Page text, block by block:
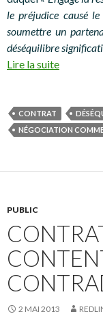
le préjudice causé
soumettre un
déséquilibre
Lire la suite
CONTRAT
NÉGOCIATION
PUBLIC
2 MAI 2013